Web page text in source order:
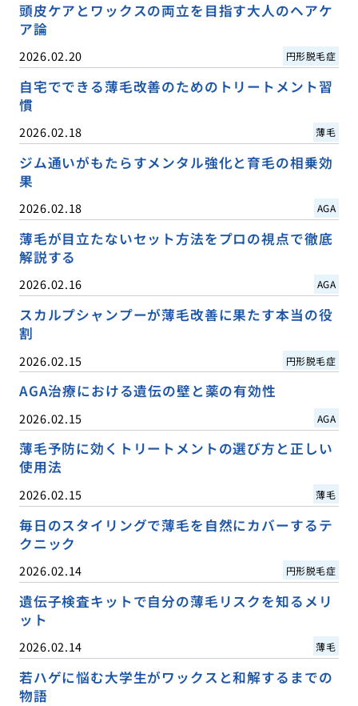
頭皮ケアとワックスの両立を目指す大人のヘアケ
ア論
2026.02.20 円形脱毛症
自宅でできる薄毛改善のためのトリートメント習
慣
2026.02.18 薄毛
ジム通いがもたらすメンタル強化と育毛の相乗効
果
2026.02.18 AGA
薄毛が目立たないセット方法をプロの視点で徹底
解説する
2026.02.16 AGA
スカルプシャンプーが薄毛改善に果たす本当の役
割
2026.02.15 円形脱毛症
AGA治療における遺伝の壁と薬の有効性
2026.02.15 AGA
薄毛予防に効くトリートメントの選び方と正しい
使用法
2026.02.15 薄毛
毎日のスタイリングで薄毛を自然にカバーするテ
クニック
2026.02.14 円形脱毛症
遺伝子検査キットで自分の薄毛リスクを知るメリ
ット
2026.02.14 薄毛
若ハゲに悩む大学生がワックスと和解するまでの
物語